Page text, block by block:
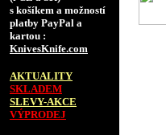
s košíkem a možností
platby PayPal a
kartou :
KnivesKnife.com
AKTUALITY
SKLADEM
SLEVY-AKCE
VÝPRODEJ